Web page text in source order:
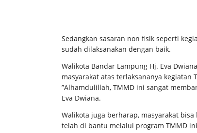
Sedangkan sasaran non fisik seperti
sudah dilaksanakan dengan baik.
Walikota Bandar Lampung Hj. Eva
masyarakat atas terlaksananya kegiatan
”Alhamdulillah, TMMD ini sangat
Eva Dwiana.
Walikota juga berharap, masyarakat
telah di bantu melalui program TMMD